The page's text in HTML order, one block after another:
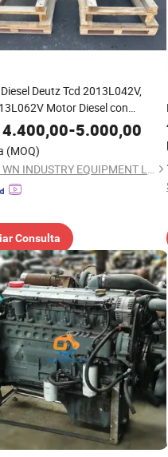
Deutz Tcd 2013L042V,
Motor Diesel con
de un año
4.400,00-5.000,00
(MOQ)
HUBEI WN INDUSTRY EQUIPMENT LIMITED
Consulta